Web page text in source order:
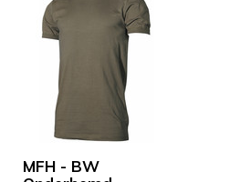
MFH - BW